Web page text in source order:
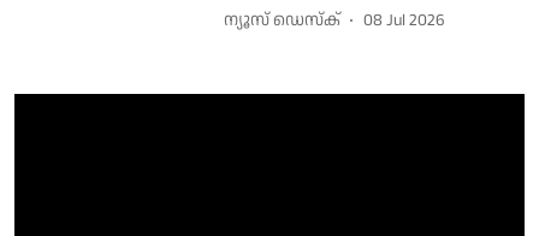
ന്യൂസ് ഡെസ്ക് 08 Jul 2026